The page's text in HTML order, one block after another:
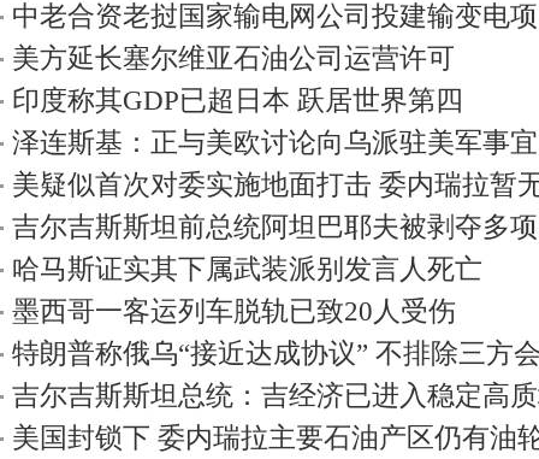
中老合资老挝国家输电网公司投建输变电
美方延长塞尔维亚石油公司运营许可
印度称其GDP已超日本 跃居世界第四
泽连斯基：正与美欧讨论向乌派驻美军事宜
美疑似首次对委实施地面打击 委内瑞拉暂
吉尔吉斯斯坦前总统阿坦巴耶夫被剥夺多
哈马斯证实其下属武装派别发言人死亡
墨西哥一客运列车脱轨已致20人受伤
特朗普称俄乌“接近达成协议” 不排除三方
吉尔吉斯斯坦总统：吉经济已进入稳定高
美国封锁下 委内瑞拉主要石油产区仍有油